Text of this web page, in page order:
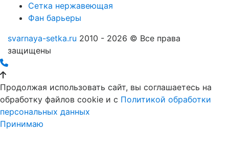
Сетка нержавеющая
Фан барьеры
svarnaya-setka.ru 2010 - 2026 © Все права
защищены
Продолжая использовать сайт, вы соглашаетесь на
обработку файлов cookie и c Политикой обработки
персональных данных
Принимаю